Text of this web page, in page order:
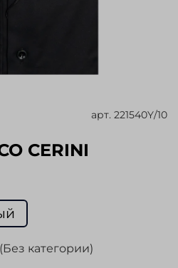
арт. 221540Y/10
CERINI
категории)